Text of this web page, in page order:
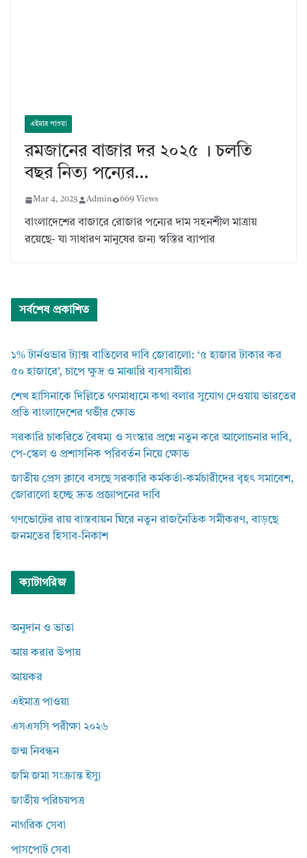
এইমাত্র পাওয়া
রমজানের বাজার দর ২০২৫ । চলতি
বছর নিত্য পন্যের…
Mar 4, 2025 Admin 669 Views
বাংলাদেশের বাজারে রোজার পন্যের দাম সহনশীল মাত্রায়
রয়েছে- যা সাধারণ মানুষের জন্য স্বস্তির ব্যাপার
সর্বশেষ প্রকাশিত
১% টার্নওভার ট্যাক্স বাতিলের দাবি জোরালো: ‘৫ হাজার টাকার কর
৫০ হাজারে’, চাপে ক্ষুদ্র ও মাঝারি ব্যবসায়ীরা
শেখ হাসিনাকে দিল্লিতে গণমাধ্যমে কথা বলার সুযোগ দেওয়ায় ভারতের
প্রতি বাংলাদেশের গভীর ক্ষোভ
সরকারি চাকরিতে বৈষম্য ও সংস্কার প্রশ্নে নতুন করে আলোচনার দাবি,
পে-স্কেল ও প্রশাসনিক পরিবর্তন নিয়ে ক্ষোভ
জাতীয় প্রেস ক্লাবে বসছে সরকারি কর্মকর্তা-কর্মচারীদের বৃহৎ সমাবেশ,
জোরালো হচ্ছে দ্রুত প্রজ্ঞাপনের দাবি
গণভোটের রায় বাস্তবায়ন ঘিরে নতুন রাজনৈতিক সমীকরণ, বাড়ছে
জনমতের হিসাব-নিকাশ
ক্যাটাগরিজ
অনুদান ও ভাতা
আয় করার উপায়
আয়কর
এইমাত্র পাওয়া
এসএসসি পরীক্ষা ২০২৬
জন্ম নিবন্ধন
জমি জমা সংক্রান্ত ইস্যু
জাতীয় পরিচয়পত্র
নাগরিক সেবা
পাসপোর্ট সেবা